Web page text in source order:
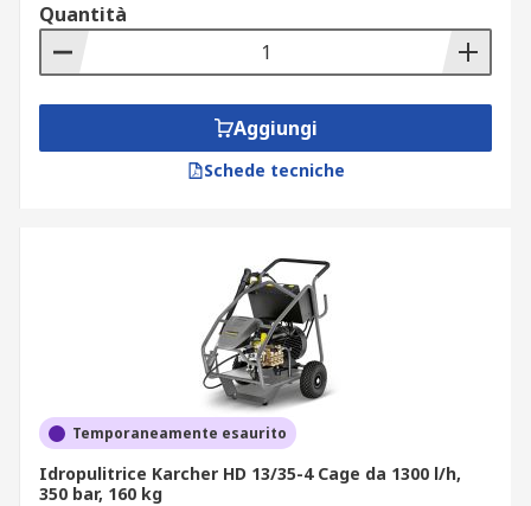
Quantità
Aggiungi
Schede tecniche
Temporaneamente esaurito
Idropulitrice Karcher HD 13/35-4 Cage da 1300 l/h,
350 bar, 160 kg